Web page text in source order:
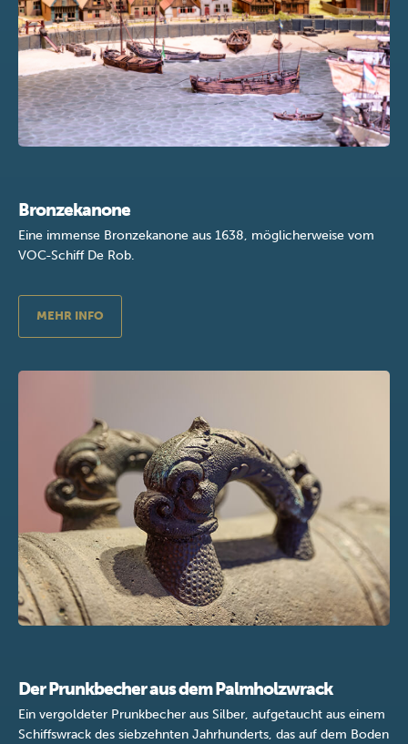
Bronzekanone
Eine immense Bronzekanone aus 1638, möglicherweise vom
VOC-Schiff De Rob.
MEHR INFO
Der Prunkbecher aus dem Palmholzwrack
Ein vergoldeter Prunkbecher aus Silber, aufgetaucht aus einem
Schiffswrack des siebzehnten Jahrhunderts, das auf dem Boden